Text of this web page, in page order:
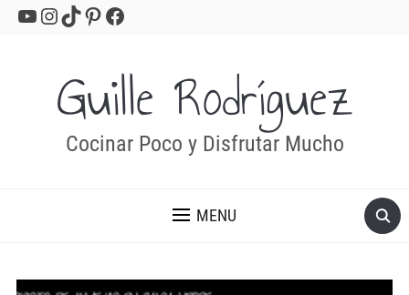
YouTube
Instagram
TikTok
Pinterest
Facebook
Guille Rodríguez
Cocinar Poco y Disfrutar Mucho
MENU